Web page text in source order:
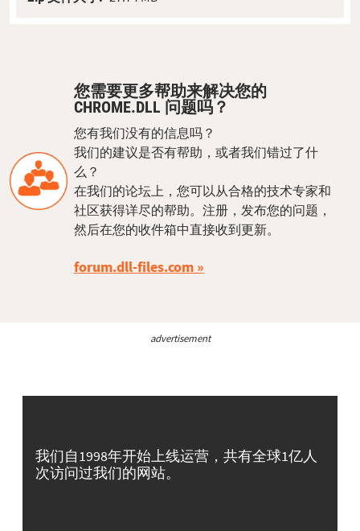
您需要更多帮助来解决您的
CHROME.DLL 问题吗？
您有我们没有的信息吗？
我们的建议是否有帮助，或者我们错过了什
么？
在我们的论坛上，您可以从合格的技术专家和
社区获得详尽的帮助。注册，发布您的问题，
然后在您的收件箱中直接收到更新。
forum.dll-files.com
advertisement
我们自1998年开始上线运营，共有全球1亿人
次访问过我们的网站。